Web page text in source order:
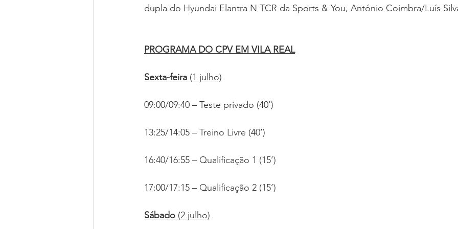
dupla do Hyundai Elantra N TCR da Sports & You, António Coimbra/Luís
PROGRAMA DO CPV EM VILA REAL
Sexta-feira (1 julho)
09:00/09:40 – Teste privado (40’)
13:25/14:05 – Treino Livre (40’)
16:40/16:55 – Qualificação 1 (15’)
17:00/17:15 – Qualificação 2 (15’)
Sábado (2 julho)